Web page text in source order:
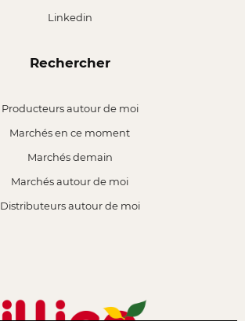
Linkedin
Rechercher
Producteurs autour de moi
Marchés en ce moment
Marchés demain
Marchés autour de moi
Distributeurs autour de moi